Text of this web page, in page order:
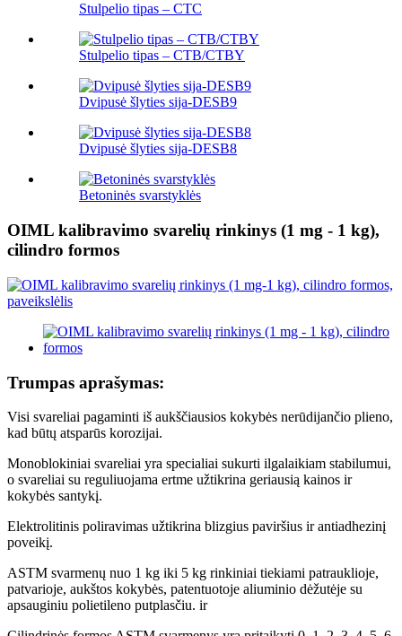
Stulpelio tipas – CTC
Stulpelio tipas – CTB/CTBY
Dvipusė šlyties sija-DESB9
Dvipusė šlyties sija-DESB8
Betoninės svarstyklės
OIML kalibravimo svarelių rinkinys (1 mg - 1 kg),
cilindro formos
Trumpas aprašymas:
Visi svareliai pagaminti iš aukščiausios kokybės nerūdijančio plieno,
kad būtų atsparūs korozijai.
Monoblokiniai svareliai yra specialiai sukurti ilgalaikiam stabilumui,
o svareliai su reguliuojama ertme užtikrina geriausią kainos ir
kokybės santykį.
Elektrolitinis poliravimas užtikrina blizgius paviršius ir antiadhezinį
poveikį.
ASTM svarmenų nuo 1 kg iki 5 kg rinkiniai tiekiami patrauklioje,
patvarioje, aukštos kokybės, patentuotoje aliuminio dėžutėje su
apsauginiu polietileno putplasčiu. ir